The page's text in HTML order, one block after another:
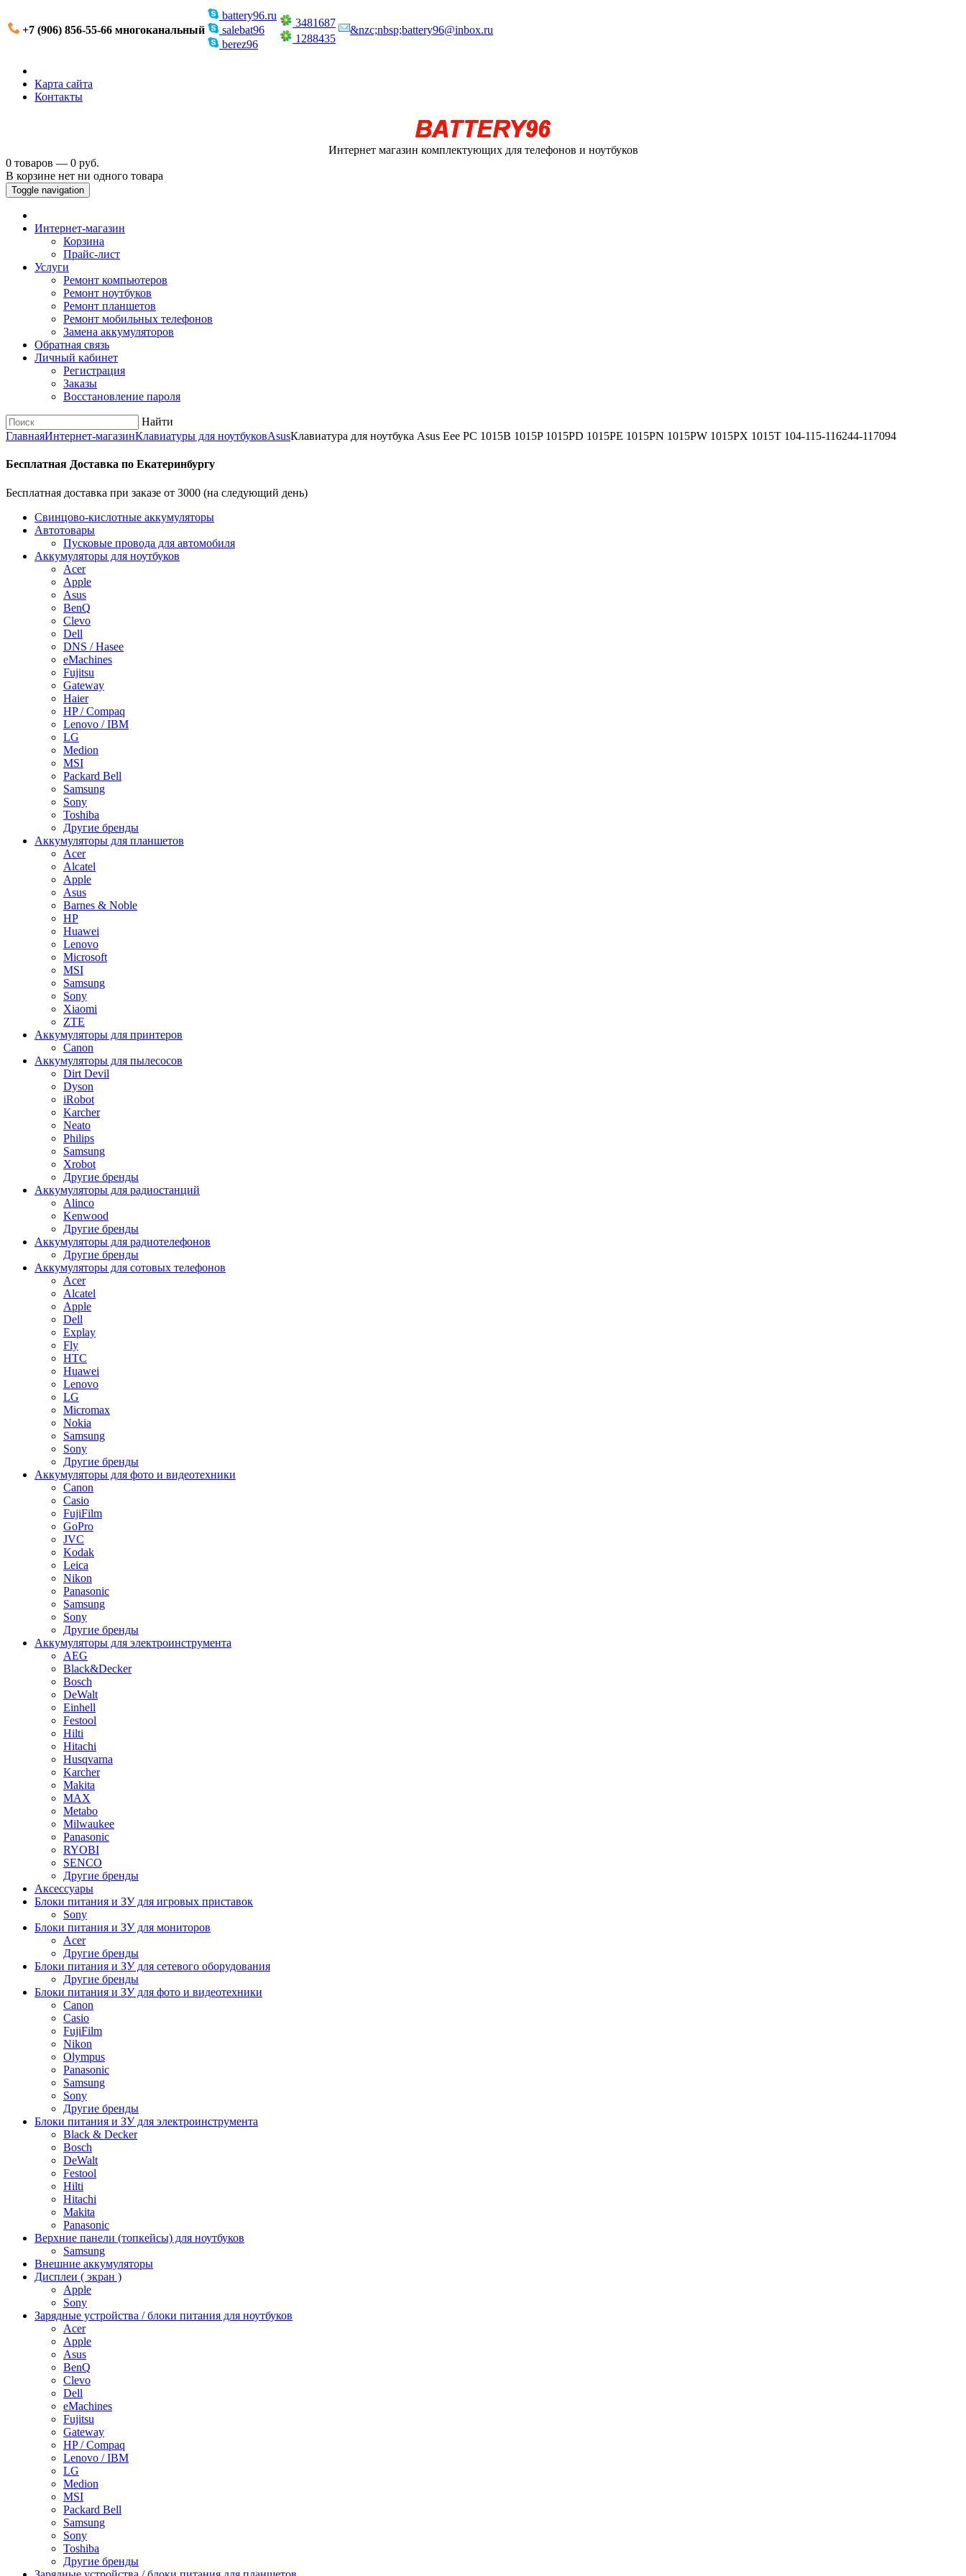
+7 (906) 856-55-66 многоканальный
battery96.ru
salebat96
berez96
3481687
1288435
&nzc;nbsp;battery96@inbox.ru
Карта сайта
Контакты
Интернет магазин комплектующих для телефонов и ноутбуков
0 товаров — 0 руб.
В корзине нет ни одного товара
Toggle navigation
Интернет-магазин
Корзина
Прайс-лист
Услуги
Ремонт компьютеров
Ремонт ноутбуков
Ремонт планшетов
Ремонт мобильных телефонов
Замена аккумуляторов
Обратная связь
Личный кабинет
Регистрация
Заказы
Восстановление пароля
Найти
ГлавнаяИнтернет-магазинКлавиатуры для ноутбуковAsusКлавиатура для ноутбука Asus Eee PC 1015B 1015P 1015PD 1015PE 1015PN 1015PW 1015PX 1015T 104-115-116244-117094
Бесплатная Доставка по Екатеринбургу
Бесплатная доставка при заказе от 3000 (на следующий день)
Cвинцово-кислотные аккумуляторы
Автотовары
Пусковые провода для автомобиля
Аккумуляторы для ноутбуков
Acer
Apple
Asus
BenQ
Clevo
Dell
DNS / Hasee
eMachines
Fujitsu
Gateway
Haier
HP / Compaq
Lenovo / IBM
LG
Medion
MSI
Packard Bell
Samsung
Sony
Toshiba
Другие бренды
Аккумуляторы для планшетов
Acer
Alcatel
Apple
Asus
Barnes & Noble
HP
Huawei
Lenovo
Microsoft
MSI
Samsung
Sony
Xiaomi
ZTE
Аккумуляторы для принтеров
Canon
Аккумуляторы для пылесосов
Dirt Devil
Dyson
iRobot
Karcher
Neato
Philips
Samsung
Xrobot
Другие бренды
Аккумуляторы для радиостанций
Alinco
Kenwood
Другие бренды
Аккумуляторы для радиотелефонов
Другие бренды
Аккумуляторы для сотовых телефонов
Acer
Alcatel
Apple
Dell
Explay
Fly
HTC
Huawei
Lenovo
LG
Micromax
Nokia
Samsung
Sony
Другие бренды
Аккумуляторы для фото и видеотехники
Canon
Casio
FujiFilm
GoPro
JVC
Kodak
Leica
Nikon
Panasonic
Samsung
Sony
Другие бренды
Аккумуляторы для электроинструмента
AEG
Black&Decker
Bosch
DeWalt
Einhell
Festool
Hilti
Hitachi
Husqvarna
Karcher
Makita
MAX
Metabo
Milwaukee
Panasonic
RYOBI
SENCO
Другие бренды
Аксессуары
Блоки питания и ЗУ для игровых приставок
Sony
Блоки питания и ЗУ для мониторов
Acer
Другие бренды
Блоки питания и ЗУ для сетевого оборудования
Другие бренды
Блоки питания и ЗУ для фото и видеотехники
Canon
Casio
FujiFilm
Nikon
Olympus
Panasonic
Samsung
Sony
Другие бренды
Блоки питания и ЗУ для электроинструмента
Black & Decker
Bosch
DeWalt
Festool
Hilti
Hitachi
Makita
Panasonic
Верхние панели (топкейсы) для ноутбуков
Samsung
Внешние аккумуляторы
Дисплеи ( экран )
Apple
Sony
Зарядные устройства / блоки питания для ноутбуков
Acer
Apple
Asus
BenQ
Clevo
Dell
eMachines
Fujitsu
Gateway
HP / Compaq
Lenovo / IBM
LG
Medion
MSI
Packard Bell
Samsung
Sony
Toshiba
Другие бренды